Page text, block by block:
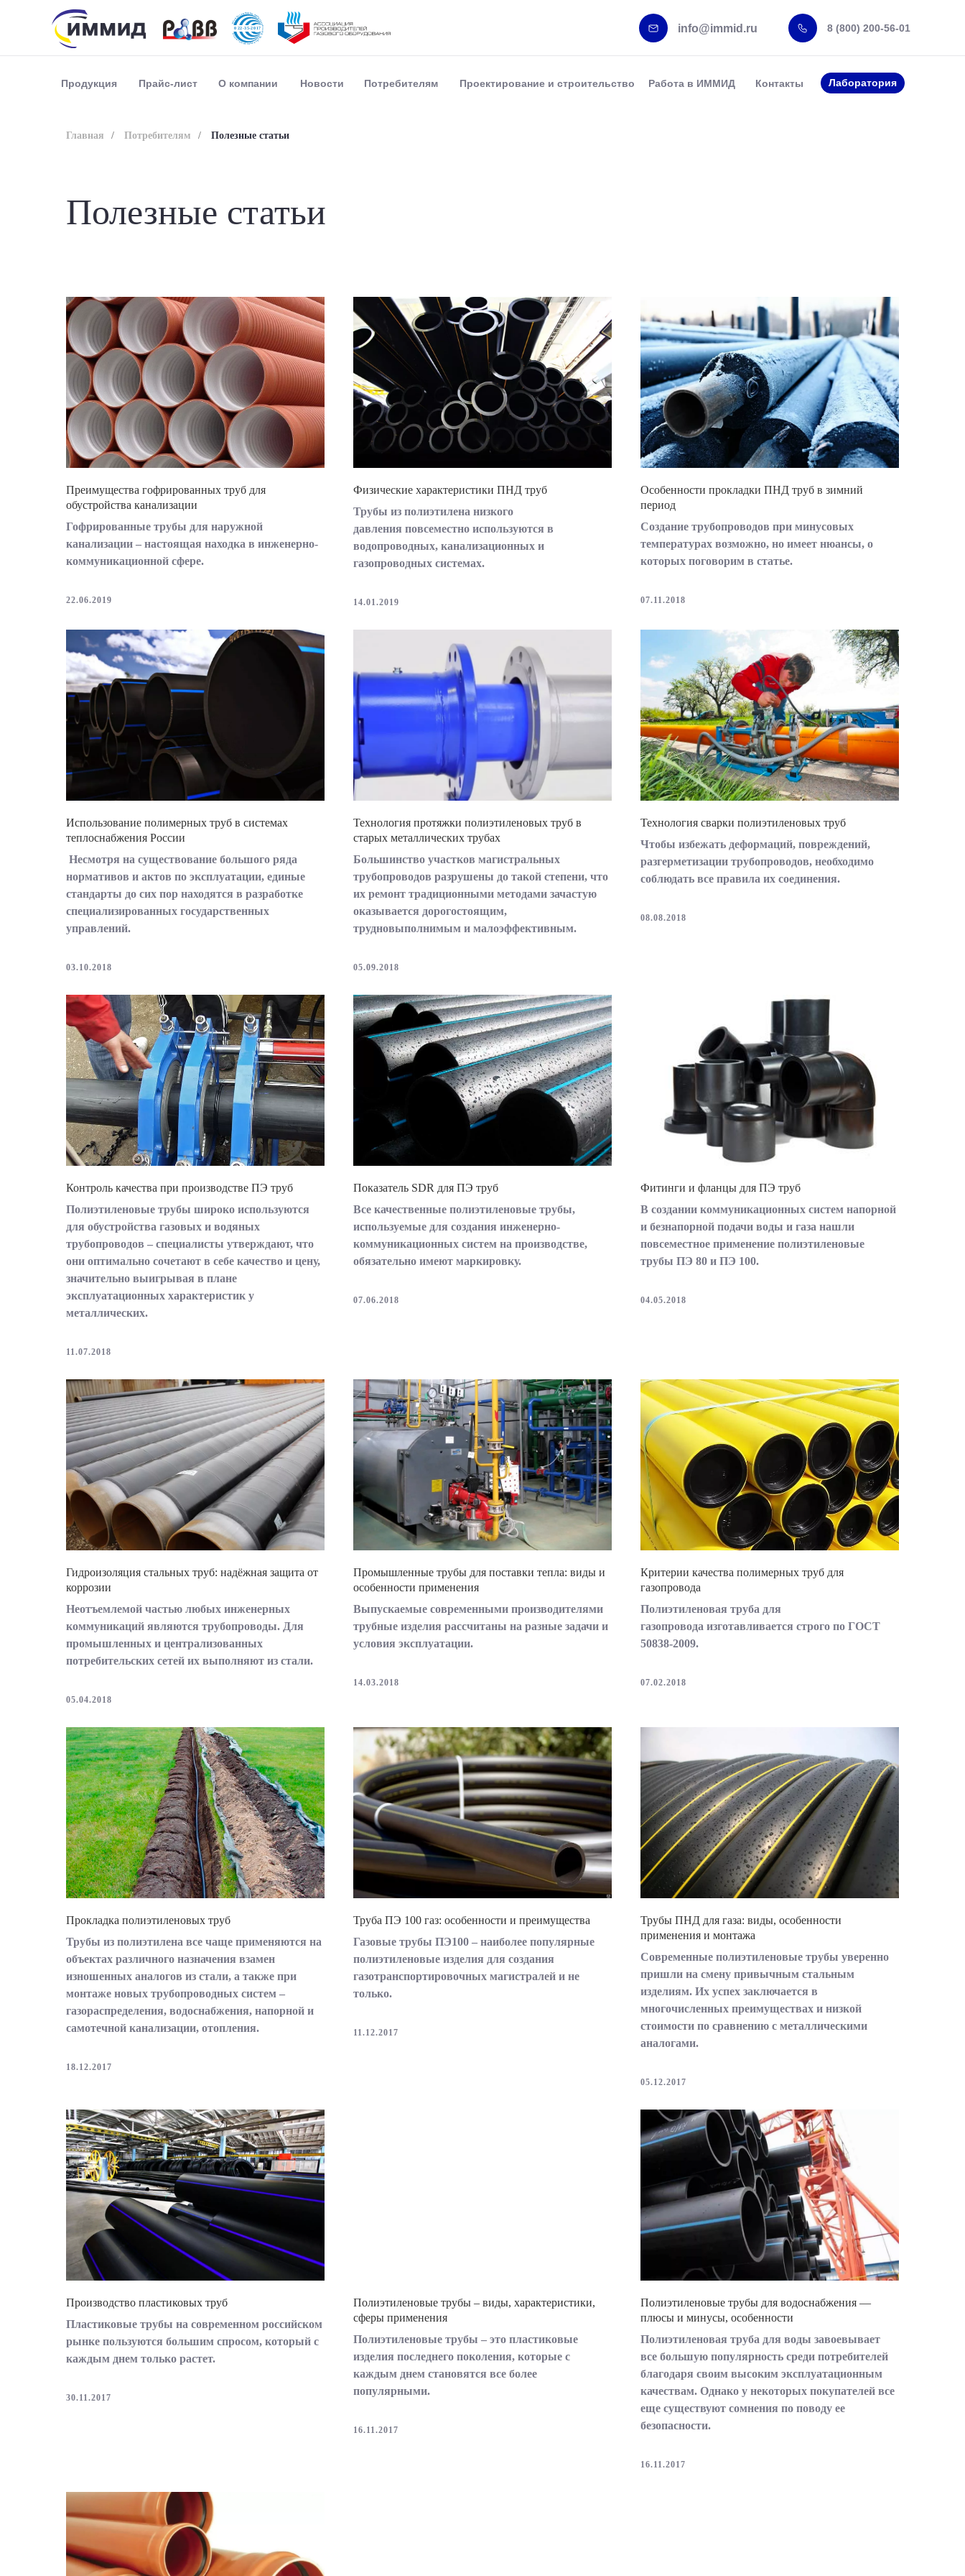
8 (800) 200-56-01
info@immid.ru
Продукция Прайс-лист О компании Новости Потребителям Проектирование и строительство Работа в ИММИД Контакты Лаборатория
Главная / Потребителям / Полезные статьи
Полезные статьи
Преимущества гофрированных труб для
обустройства канализации
Гофрированные трубы для наружной
канализации – настоящая находка в инженерно-
коммуникационной сфере.
22.06.2019
Физические характеристики ПНД труб
Трубы из полиэтилена низкого
давления повсеместно используются в
водопроводных, канализационных и
газопроводных системах.
14.01.2019
Особенности прокладки ПНД труб в зимний
период
Создание трубопроводов при минусовых
температурах возможно, но имеет нюансы, о
которых поговорим в статье.
07.11.2018
Использование полимерных труб в системах
теплоснабжения России
Несмотря на существование большого ряда
нормативов и актов по эксплуатации, единые
стандарты до сих пор находятся в разработке
специализированных государственных
управлений.
03.10.2018
Технология протяжки полиэтиленовых труб в
старых металлических трубах
Большинство участков магистральных
трубопроводов разрушены до такой степени, что
их ремонт традиционными методами зачастую
оказывается дорогостоящим,
трудновыполнимым и малоэффективным.
05.09.2018
Технология сварки полиэтиленовых труб
Чтобы избежать деформаций, повреждений,
разгерметизации трубопроводов, необходимо
соблюдать все правила их соединения.
08.08.2018
Контроль качества при производстве ПЭ труб
Полиэтиленовые трубы широко используются
для обустройства газовых и водяных
трубопроводов – специалисты утверждают, что
они оптимально сочетают в себе качество и цену,
значительно выигрывая в плане
эксплуатационных характеристик у
металлических.
11.07.2018
Показатель SDR для ПЭ труб
Все качественные полиэтиленовые трубы,
используемые для создания инженерно-
коммуникационных систем на производстве,
обязательно имеют маркировку.
07.06.2018
Фитинги и фланцы для ПЭ труб
В создании коммуникационных систем напорной
и безнапорной подачи воды и газа нашли
повсеместное применение полиэтиленовые
трубы ПЭ 80 и ПЭ 100.
04.05.2018
Гидроизоляция стальных труб: надёжная защита от
коррозии
Неотъемлемой частью любых инженерных
коммуникаций являются трубопроводы. Для
промышленных и централизованных
потребительских сетей их выполняют из стали.
05.04.2018
Промышленные трубы для поставки тепла: виды и
особенности применения
Выпускаемые современными производителями
трубные изделия рассчитаны на разные задачи и
условия эксплуатации.
14.03.2018
Критерии качества полимерных труб для
газопровода
Полиэтиленовая труба для
газопровода изготавливается строго по ГОСТ
50838-2009.
07.02.2018
Прокладка полиэтиленовых труб
Трубы из полиэтилена все чаще применяются на
объектах различного назначения взамен
изношенных аналогов из стали, а также при
монтаже новых трубопроводных систем –
газораспределения, водоснабжения, напорной и
самотечной канализации, отопления.
18.12.2017
Труба ПЭ 100 газ: особенности и преимущества
Газовые трубы ПЭ100 – наиболее популярные
полиэтиленовые изделия для создания
газотранспортировочных магистралей и не
только.
11.12.2017
Трубы ПНД для газа: виды, особенности
применения и монтажа
Современные полиэтиленовые трубы уверенно
пришли на смену привычным стальным
изделиям. Их успех заключается в
многочисленных преимуществах и низкой
стоимости по сравнению с металлическими
аналогами.
05.12.2017
Производство пластиковых труб
Пластиковые трубы на современном российском
рынке пользуются большим спросом, который с
каждым днем только растет.
30.11.2017
Полиэтиленовые трубы – виды, характеристики,
сферы применения
Полиэтиленовые трубы – это пластиковые
изделия последнего поколения, которые с
каждым днем становятся все более
популярными.
16.11.2017
Полиэтиленовые трубы для водоснабжения —
плюсы и минусы, особенности
Полиэтиленовая труба для воды завоевывает
все большую популярность среди потребителей
благодаря своим высоким эксплуатационным
качествам. Однако у некоторых покупателей все
еще существуют сомнения по поводу ее
безопасности.
16.11.2017